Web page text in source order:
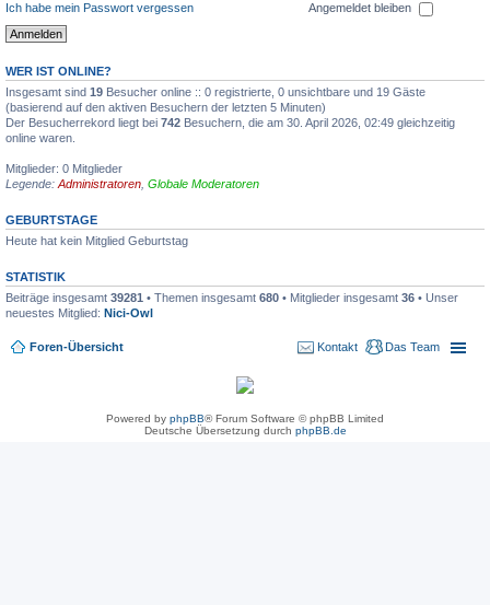
Ich habe mein Passwort vergessen
Angemeldet bleiben
WER IST ONLINE?
Insgesamt sind 19 Besucher online :: 0 registrierte, 0 unsichtbare und 19 Gäste
(basierend auf den aktiven Besuchern der letzten 5 Minuten)
Der Besucherrekord liegt bei 742 Besuchern, die am 30. April 2026, 02:49 gleichzeitig
online waren.
Mitglieder: 0 Mitglieder
Legende: Administratoren Globale Moderatoren
GEBURTSTAGE
Heute hat kein Mitglied Geburtstag
STATISTIK
Beiträge insgesamt 39281 • Themen insgesamt 680 • Mitglieder insgesamt 36 • Unser
neuestes Mitglied: Nici-Owl
Foren-Übersicht Das Team
Kontakt
Powered by phpBB® Forum Software © phpBB Limited
Deutsche Übersetzung durch phpBB.de